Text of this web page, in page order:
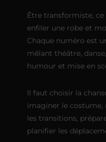
Être transformiste, ce
enfiler une robe et
Chaque numéro est
mêlant théâtre,
humour et mise en
Il faut choisir la
imaginer le costume,
les transitions,
planifier les